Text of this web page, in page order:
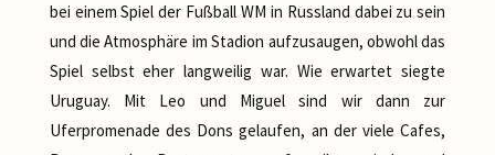
bei einem Spiel der Fußball WM in Russland dabei zu sein
und die Atmosphäre im Stadion aufzusaugen, obwohl das
Spiel selbst eher langweilig war. Wie erwartet siegte
Uruguay. Mit Leo und Miguel sind wir dann zur
Uferpromenade des Dons gelaufen, an der viele Cafes,